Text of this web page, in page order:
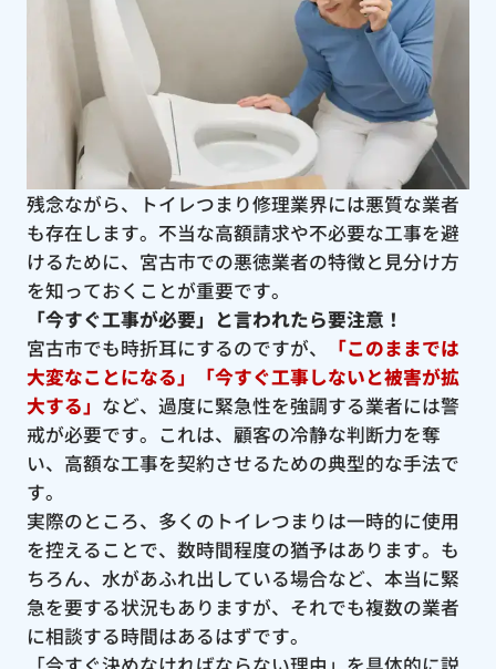
残念ながら、トイレつまり修理業界には悪質な業者
も存在します。不当な高額請求や不必要な工事を避
けるために、宮古市での悪徳業者の特徴と見分け方
を知っておくことが重要です。
「今すぐ工事が必要」と言われたら要注意！
宮古市でも時折耳にするのですが、
「このままでは
大変なことになる」「今すぐ工事しないと被害が拡
大する」 など、過度に緊急性を強調する業者には警
戒が必要です。これは、顧客の冷静な判断力を奪
い、高額な工事を契約させるための典型的な手法で
す。
実際のところ、多くのトイレつまりは一時的に使用
を控えることで、数時間程度の猶予はあります。も
ちろん、水があふれ出している場合など、本当に緊
急を要する状況もありますが、それでも複数の業者
に相談する時間はあるはずです。